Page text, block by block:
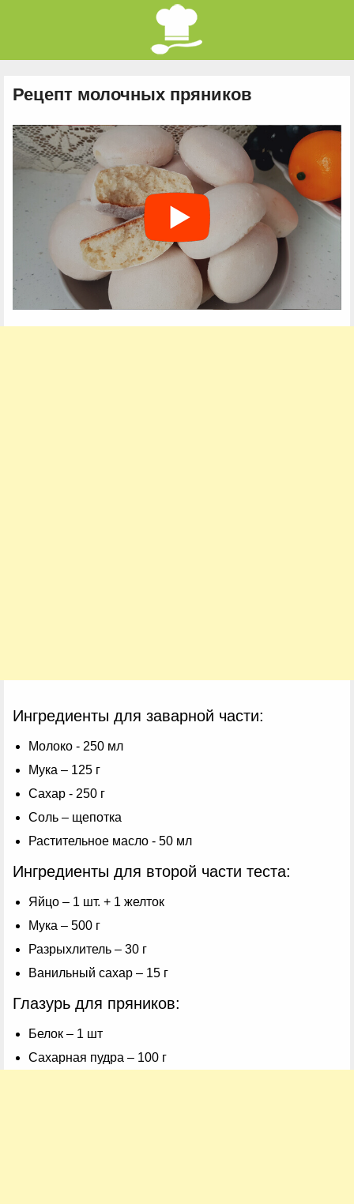
Рецепт молочных пряников
Ингредиенты для заварной части:
Молоко - 250 мл
Мука – 125 г
Сахар - 250 г
Соль – щепотка
Растительное масло - 50 мл
Ингредиенты для второй части теста:
Яйцо – 1 шт. + 1 желток
Мука – 500 г
Разрыхлитель – 30 г
Ванильный сахар – 15 г
Глазурь для пряников:
Белок – 1 шт
Сахарная пудра – 100 г